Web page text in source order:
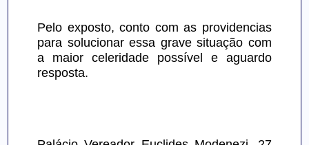
Pelo exposto, conto com as providencias
para solucionar essa grave situação com
a maior celeridade possível e aguardo
resposta.